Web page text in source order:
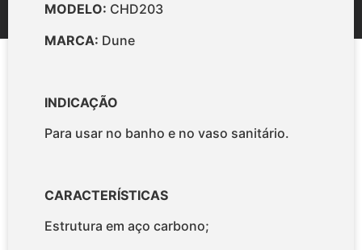
MODELO: CHD203
MARCA: Dune
INDICAÇÃO
Para usar no banho e no vaso sanitário.
CARACTERÍSTICAS
Estrutura em aço carbono;